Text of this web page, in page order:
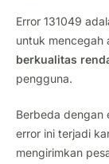
Error 131049
untuk mencegah
berkualitas
pengguna.
Berbeda dengan
error ini terjadi
mengirimkan